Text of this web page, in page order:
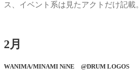
ス、イベント系は見たアクトだけ記載。
2月
WANIMA/MINAMI NiNE @DRUM LOGOS